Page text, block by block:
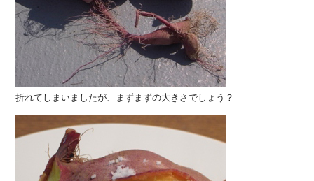
折れてしまいましたが、まずまずの大きさでしょう？